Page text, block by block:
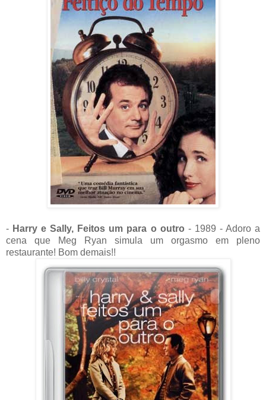
- Harry e Sally, Feitos um para o outro - 1989 - Adoro a
cena que Meg Ryan simula um orgasmo em pleno
restaurante! Bom demais!!